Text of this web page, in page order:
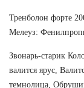
Тренболон форте
Мелеуз:
Звонарь-старик
валится ярус,
темнолица,